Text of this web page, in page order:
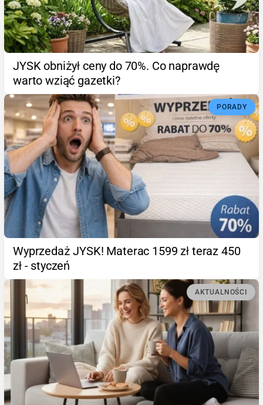
JYSK obniżył ceny do 70%. Co naprawdę
warto wziąć gazetki?
PORADY
Wyprzedaż JYSK! Materac 1599 zł teraz 450
zł - styczeń
AKTUALNOŚCI